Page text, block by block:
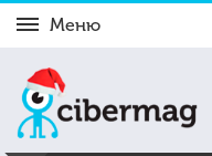
Меню